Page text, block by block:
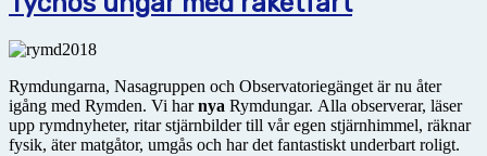
Rymdungarna, Nasagruppen och Observatoriegänget är nu åter
igång med Rymden. Vi harnya Rymdungar. Alla observerar, läser
upp rymdnyheter, ritar stjärnbilder till vår egen stjärnhimmel, räknar
fysik, äter matgåtor, umgås och har det fantastiskt underbart roligt.